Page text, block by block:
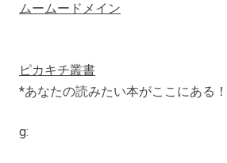
ムームードメイン
ピカキチ叢書
*あなたの読みたい本がここにある！
g: